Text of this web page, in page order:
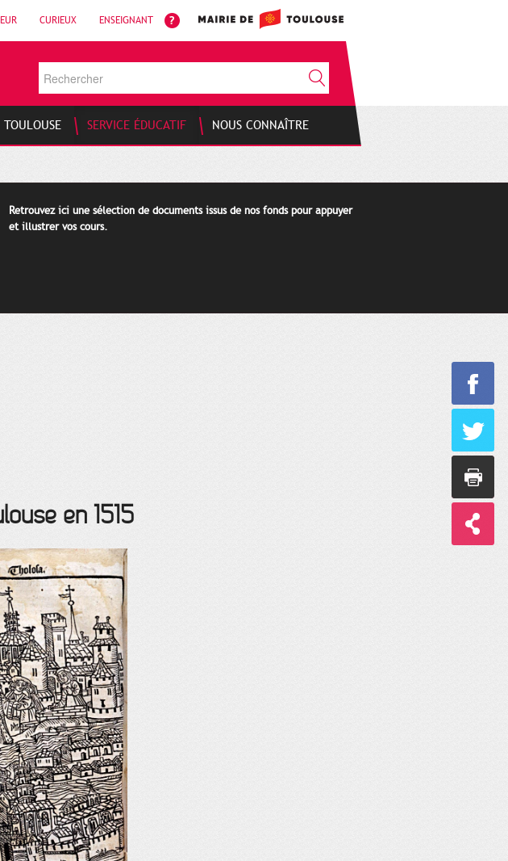
CURIEUX ENSEIGNANT
TOULOUSE SERVICE ÉDUCATIF NOUS CONNAÎTRE
Retrouvez ici une sélection de documents issus de nos fonds pour appuyer
et illustrer vos cours.
en 1515